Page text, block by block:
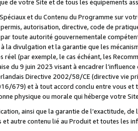
de votre Site et de tous les équipements
et du Contenu du Programme sur
autorisation, directive, code de
toute autorité gouvernementale
la divulgation et la garantie que les
réel (par exemple, le cas échéant, les
du 9 juin 2023 visant à encadrer
Directive 2002/58/CE (directive vie
679) et à tout accord conclu entre vous
physique ou morale qui héberge votre
ainsi que la garantie de l’exactitude,
autre contenu lié au Produit et toutes les